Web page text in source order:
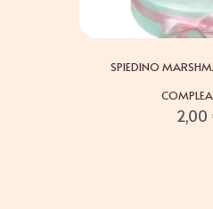
SPIEDINO
2,00